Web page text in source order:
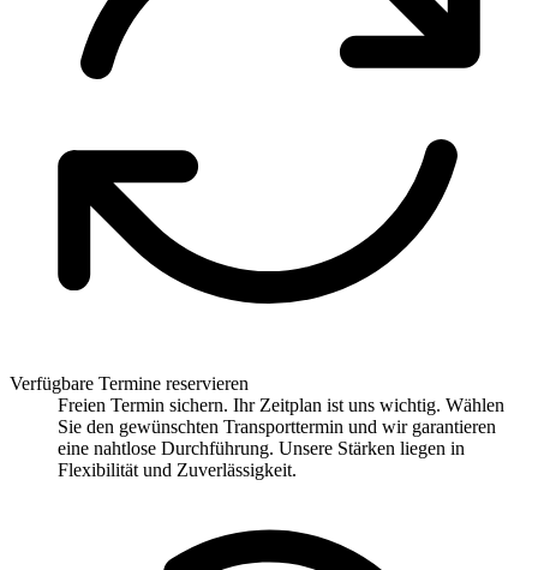
Verfügbare Termine reservieren
Freien Termin sichern. Ihr Zeitplan ist uns wichtig. Wählen
Sie den gewünschten Transporttermin und wir garantieren
eine nahtlose Durchführung. Unsere Stärken liegen in
Flexibilität und Zuverlässigkeit.